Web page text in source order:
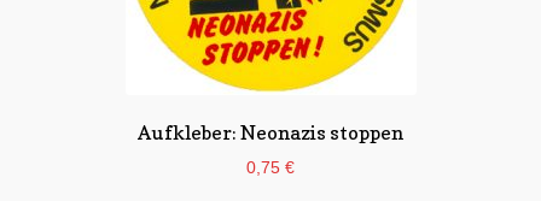
gewählt
werden
Aufkleber: Neonazis stoppen
0,75 €